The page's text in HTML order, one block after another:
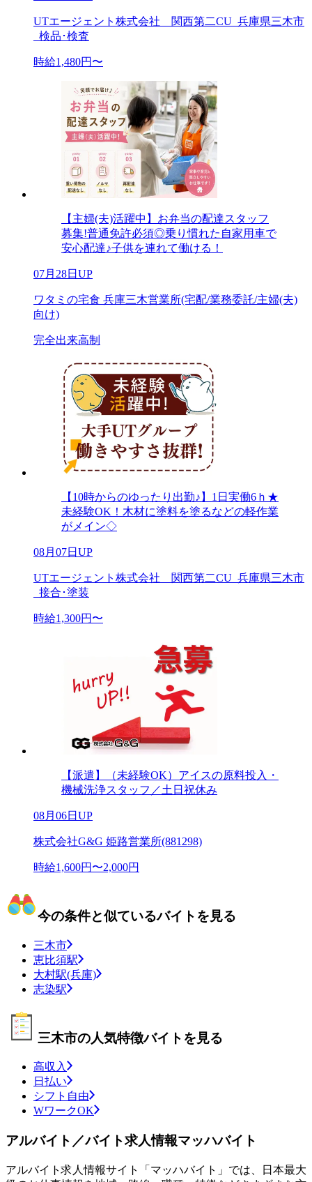
UTエージェント株式会社 関西第二CU_兵庫県三木市
_検品･検査
時給1,480円〜
【主婦(夫)活躍中】お弁当の配達スタッフ
募集!普通免許必須◎乗り慣れた自家用車で
安心配達♪子供を連れて働ける！
07月28日UP
ワタミの宅食 兵庫三木営業所(宅配/業務委託/主婦(夫)
向け)
完全出来高制
【10時からのゆったり出勤♪】1日実働6ｈ★
未経験OK！木材に塗料を塗るなどの軽作業
がメイン◇
08月07日UP
UTエージェント株式会社 関西第二CU_兵庫県三木市
_接合･塗装
時給1,300円〜
【派遣】（未経験OK）アイスの原料投入・
機械洗浄スタッフ／土日祝休み
08月06日UP
株式会社G&G 姫路営業所(881298)
時給1,600円〜2,000円
今の条件と似ているバイトを見る
三木市
恵比須駅
大村駅(兵庫)
志染駅
三木市の人気特徴バイトを見る
高収入
日払い
シフト自由
WワークOK
アルバイト／バイト求人情報マッハバイト
アルバイト求人情報サイト「マッハバイト」では、日本最大